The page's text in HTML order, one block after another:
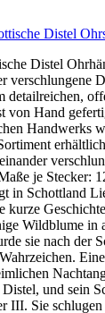
Distel
Distel
verschlungene
detailreichen,
von Hand
Handwerks
je Stecker:
in Schottland
kurze
Wildblume in
sie nach der
und sein
III. Sie